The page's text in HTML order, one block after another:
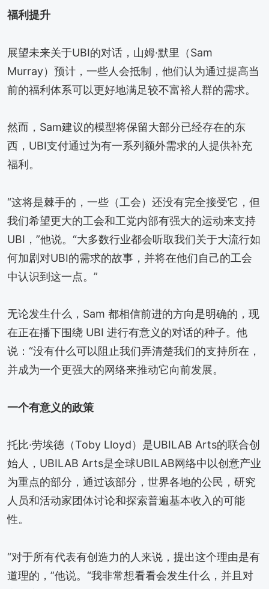
福利提升
展望未来关于UBI的对话，山姆·默里（Sam
Murray）预计，一些人会抵制，他们认为通过提高当
前的福利体系可以更好地满足较不富裕人群的需求。
然而，Sam建议的模型将保留大部分已经存在的东
西，UBI支付通过为有一系列额外需求的人提供补充
福利。
“这将是棘手的，一些（工会）还没有完全接受它，但
我们希望更大的工会和工党内部有强大的运动来支持
UBI，”他说。“大多数行业都会听取我们关于大流行如
何加剧对UBI的需求的故事，并将在他们自己的工会
中认识到这一点。”
无论发生什么，Sam 都相信前进的方向是明确的，现
在正在播下围绕 UBI 进行有意义的对话的种子。他
说：“没有什么可以阻止我们弄清楚我们的支持所在，
并成为一个更强大的网络来推动它向前发展。
一个有意义的政策
托比·劳埃德（Toby Lloyd）是UBILAB Arts的联合创
始人，UBILAB Arts是全球UBILAB网络中以创意产业
为重点的部分，通过该部分，世界各地的公民，研究
人员和活动家团体讨论和探索普遍基本收入的可能
性。
“对于所有代表有创造力的人来说，提出这个理由是有
道理的，”他说。“我非常想看看会发生什么，并且对